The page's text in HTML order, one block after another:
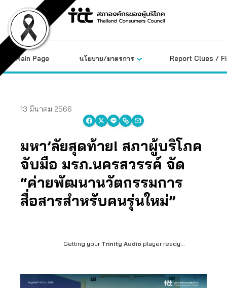
content
Main Page นโยบาย/มาตรการ Report Clues /
13 มีนาคม 2566
มหา’ลัยสุดท้าย! สภาผู้บริโภค
จับมือ มรภ.นครสวรรค์ จัด
“ค่ายพัฒนานวัตกรรมการ
สื่อสารสำหรับคนรุ่นใหม่”
Getting your Trinity Audio player ready...